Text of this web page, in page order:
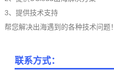
3、提供技术支持
帮您解决出海遇到的各种技术问题！
联系方式：